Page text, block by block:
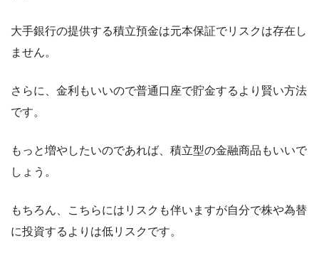
大手銀行の提供する積立預金は元本保証でリスクは存在し
ません。
さらに、金利もいいので普通口座で貯金するより賢い方法
です。
もっと増やしたいのであれば、積立型の金融商品もいいで
しょう。
もちろん、こちらにはリスクも伴いますが自分で株や為替
に投資するよりは低リスクです。